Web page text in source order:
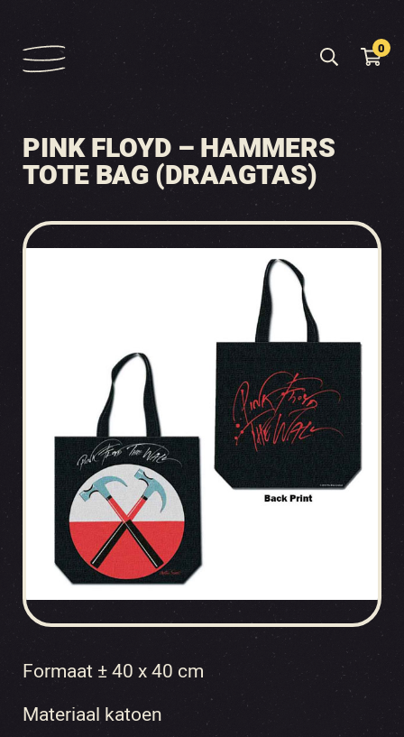
0
PINK FLOYD – HAMMERS
TOTE BAG (DRAAGTAS)
Formaat ± 40 x 40 cm
Materiaal katoen